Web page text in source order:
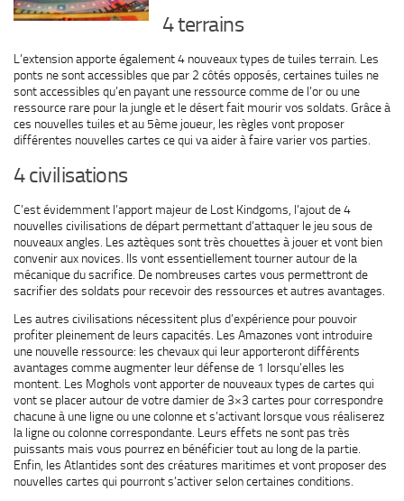
4 terrains
L’extension apporte également 4 nouveaux types de tuiles terrain. Les
ponts ne sont accessibles que par 2 côtés opposés, certaines tuiles ne
sont accessibles qu’en payant une ressource comme de l’or ou une
ressource rare pour la jungle et le désert fait mourir vos soldats. Grâce à
ces nouvelles tuiles et au 5ème joueur, les règles vont proposer
différentes nouvelles cartes ce qui va aider à faire varier vos parties.
4 civilisations
C’est évidemment l’apport majeur de Lost Kindgoms, l’ajout de 4
nouvelles civilisations de départ permettant d’attaquer le jeu sous de
nouveaux angles. Les aztèques sont très chouettes à jouer et vont bien
convenir aux novices. Ils vont essentiellement tourner autour de la
mécanique du sacrifice. De nombreuses cartes vous permettront de
sacrifier des soldats pour recevoir des ressources et autres avantages.
Les autres civilisations nécessitent plus d’expérience pour pouvoir
profiter pleinement de leurs capacités. Les Amazones vont introduire
une nouvelle ressource: les chevaux qui leur apporteront différents
avantages comme augmenter leur défense de 1 lorsqu’elles les
montent. Les Moghols vont apporter de nouveaux types de cartes qui
vont se placer autour de votre damier de 3×3 cartes pour correspondre
chacune à une ligne ou une colonne et s’activant lorsque vous réaliserez
la ligne ou colonne correspondante. Leurs effets ne sont pas très
puissants mais vous pourrez en bénéficier tout au long de la partie.
Enfin, les Atlantides sont des créatures maritimes et vont proposer des
nouvelles cartes qui pourront s’activer selon certaines conditions.